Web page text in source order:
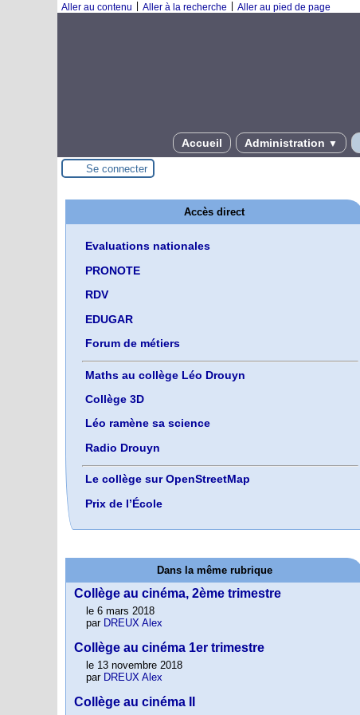
Aller au contenu Aller à la recherche Aller au pied de page
Accueil Administration ▼
Se connecter
Accès direct
Evaluations nationales
PRONOTE
RDV
EDUGAR
Forum de métiers
Maths au collège Léo Drouyn
Collège 3D
Léo ramène sa science
Radio Drouyn
Le collège sur OpenStreetMap
Prix de l’École
Dans la même rubrique
Collège au cinéma, 2ème trimestre
le 6 mars 2018
par DREUX Alex
Collège au cinéma 1er trimestre
le 13 novembre 2018
par DREUX Alex
Collège au cinéma II